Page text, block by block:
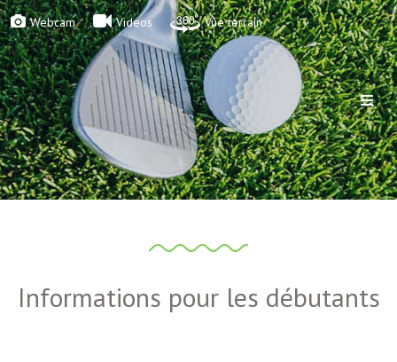
Webcam Videos Vue terrain
Informations pour les débutants